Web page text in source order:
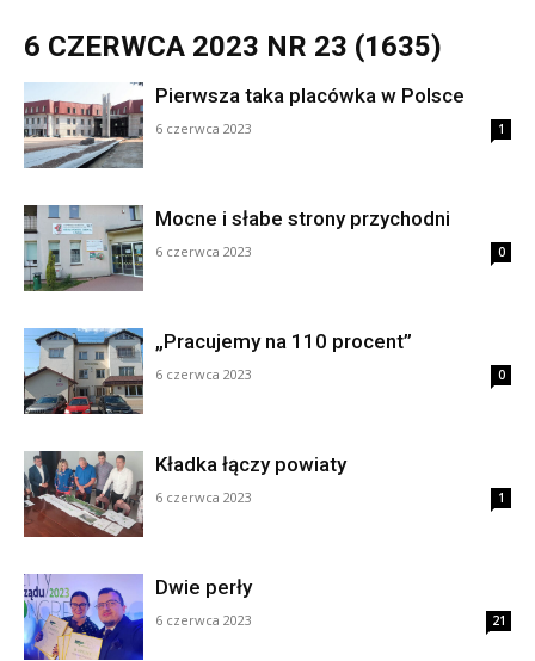
6 CZERWCA 2023 NR 23 (1635)
Pierwsza taka placówka w Polsce
6 czerwca 2023 1
Mocne i słabe strony przychodni
6 czerwca 2023 0
„Pracujemy na 110 procent”
6 czerwca 2023 0
Kładka łączy powiaty
6 czerwca 2023 1
Dwie perły
6 czerwca 2023 21